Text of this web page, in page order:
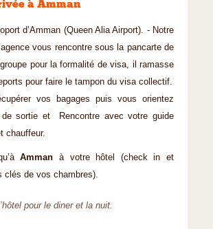
à Amman
d’Amman (Queen Alia Airport). - Notre
vous rencontre sous la pancarte de
pour la formalité de visa, il ramasse
pour faire le tampon du visa collectif.
vos bagages puis vous orientez
sortie et Rencontre avec votre guide
chauffeur.
Amman à votre hôtel (check in et
clés de vos chambres).
pour le diner et la nuit.